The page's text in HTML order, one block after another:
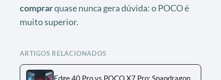
comprarquase nunca gera dúvida: o POCO é
muito superior.
ARTIGOS RELACIONADOS
Edge 40 Pro vs POCO X7 Pro: Snapdragon